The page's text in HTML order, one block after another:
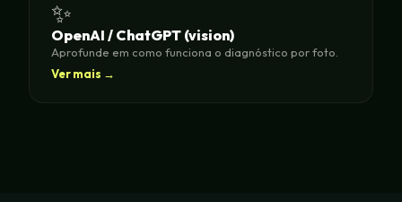
✨
OpenAI / ChatGPT (vision)
Aprofunde em como funciona o diagnóstico por foto.
Ver mais →